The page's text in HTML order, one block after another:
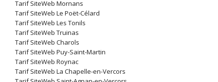
Tarif SiteWeb Mornans
Tarif SiteWeb Le Poët-Célard
Tarif SiteWeb Les Tonils
Tarif SiteWeb Truinas
Tarif SiteWeb Charols
Tarif SiteWeb Puy-Saint-Martin
Tarif SiteWeb Roynac
Tarif SiteWeb La Chapelle-en-Vercors